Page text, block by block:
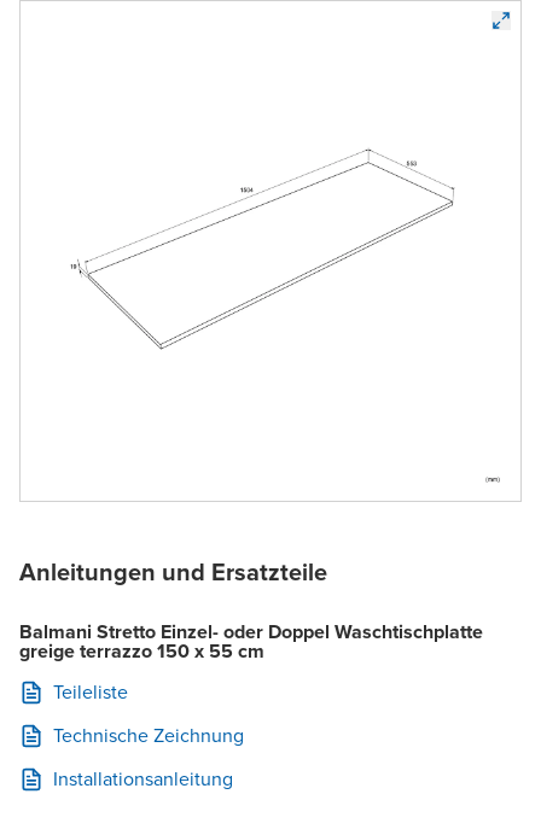
Anleitungen und Ersatzteile
Balmani Stretto Einzel- oder Doppel Waschtischplatte
greige terrazzo 150 x 55 cm
Teileliste
Technische Zeichnung
Installationsanleitung